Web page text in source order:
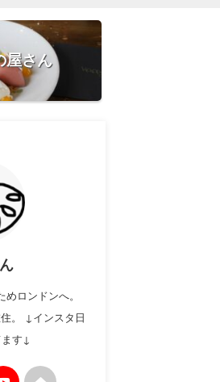
屋さん
ロンドンへ。
。 ↓インスタ日
す↓